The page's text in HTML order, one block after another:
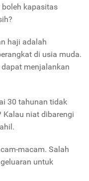
boleh kapasitas
haji adalah
di usia muda.
menjalankan
30 tahunan tidak
Kalau niat dibarengi
macam. Salah
untuk